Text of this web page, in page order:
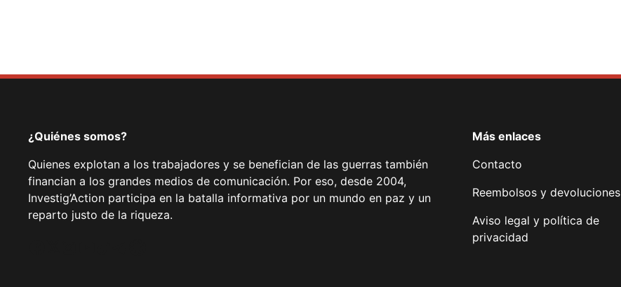
¿Quiénes somos?
Quienes explotan a los trabajadores y se benefician de las guerras también
financian a los grandes medios de comunicación. Por eso, desde 2004,
Investig’Action participa en la batalla informativa por un mundo en paz y un
reparto justo de la riqueza.
Más enlaces
Contacto
Reembolsos y devoluciones
Aviso legal y política de
privacidad